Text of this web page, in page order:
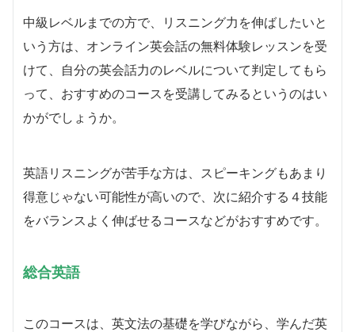
中級レベルまでの方で、リスニング力を伸ばしたいと
いう方は、オンライン英会話の無料体験レッスンを受
けて、自分の英会話力のレベルについて判定してもら
って、おすすめのコースを受講してみるというのはい
かがでしょうか。
英語リスニングが苦手な方は、スピーキングもあまり
得意じゃない可能性が高いので、次に紹介する４技能
をバランスよく伸ばせるコースなどがおすすめです。
総合英語
このコースは、英文法の基礎を学びながら、学んだ英